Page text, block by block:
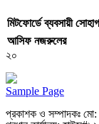
মিটফোর্ডে ব্যবসায়ী
আসিফ নজরুলের
২০
Sample Page
প্রকাশক ও সম্পাদকঃ